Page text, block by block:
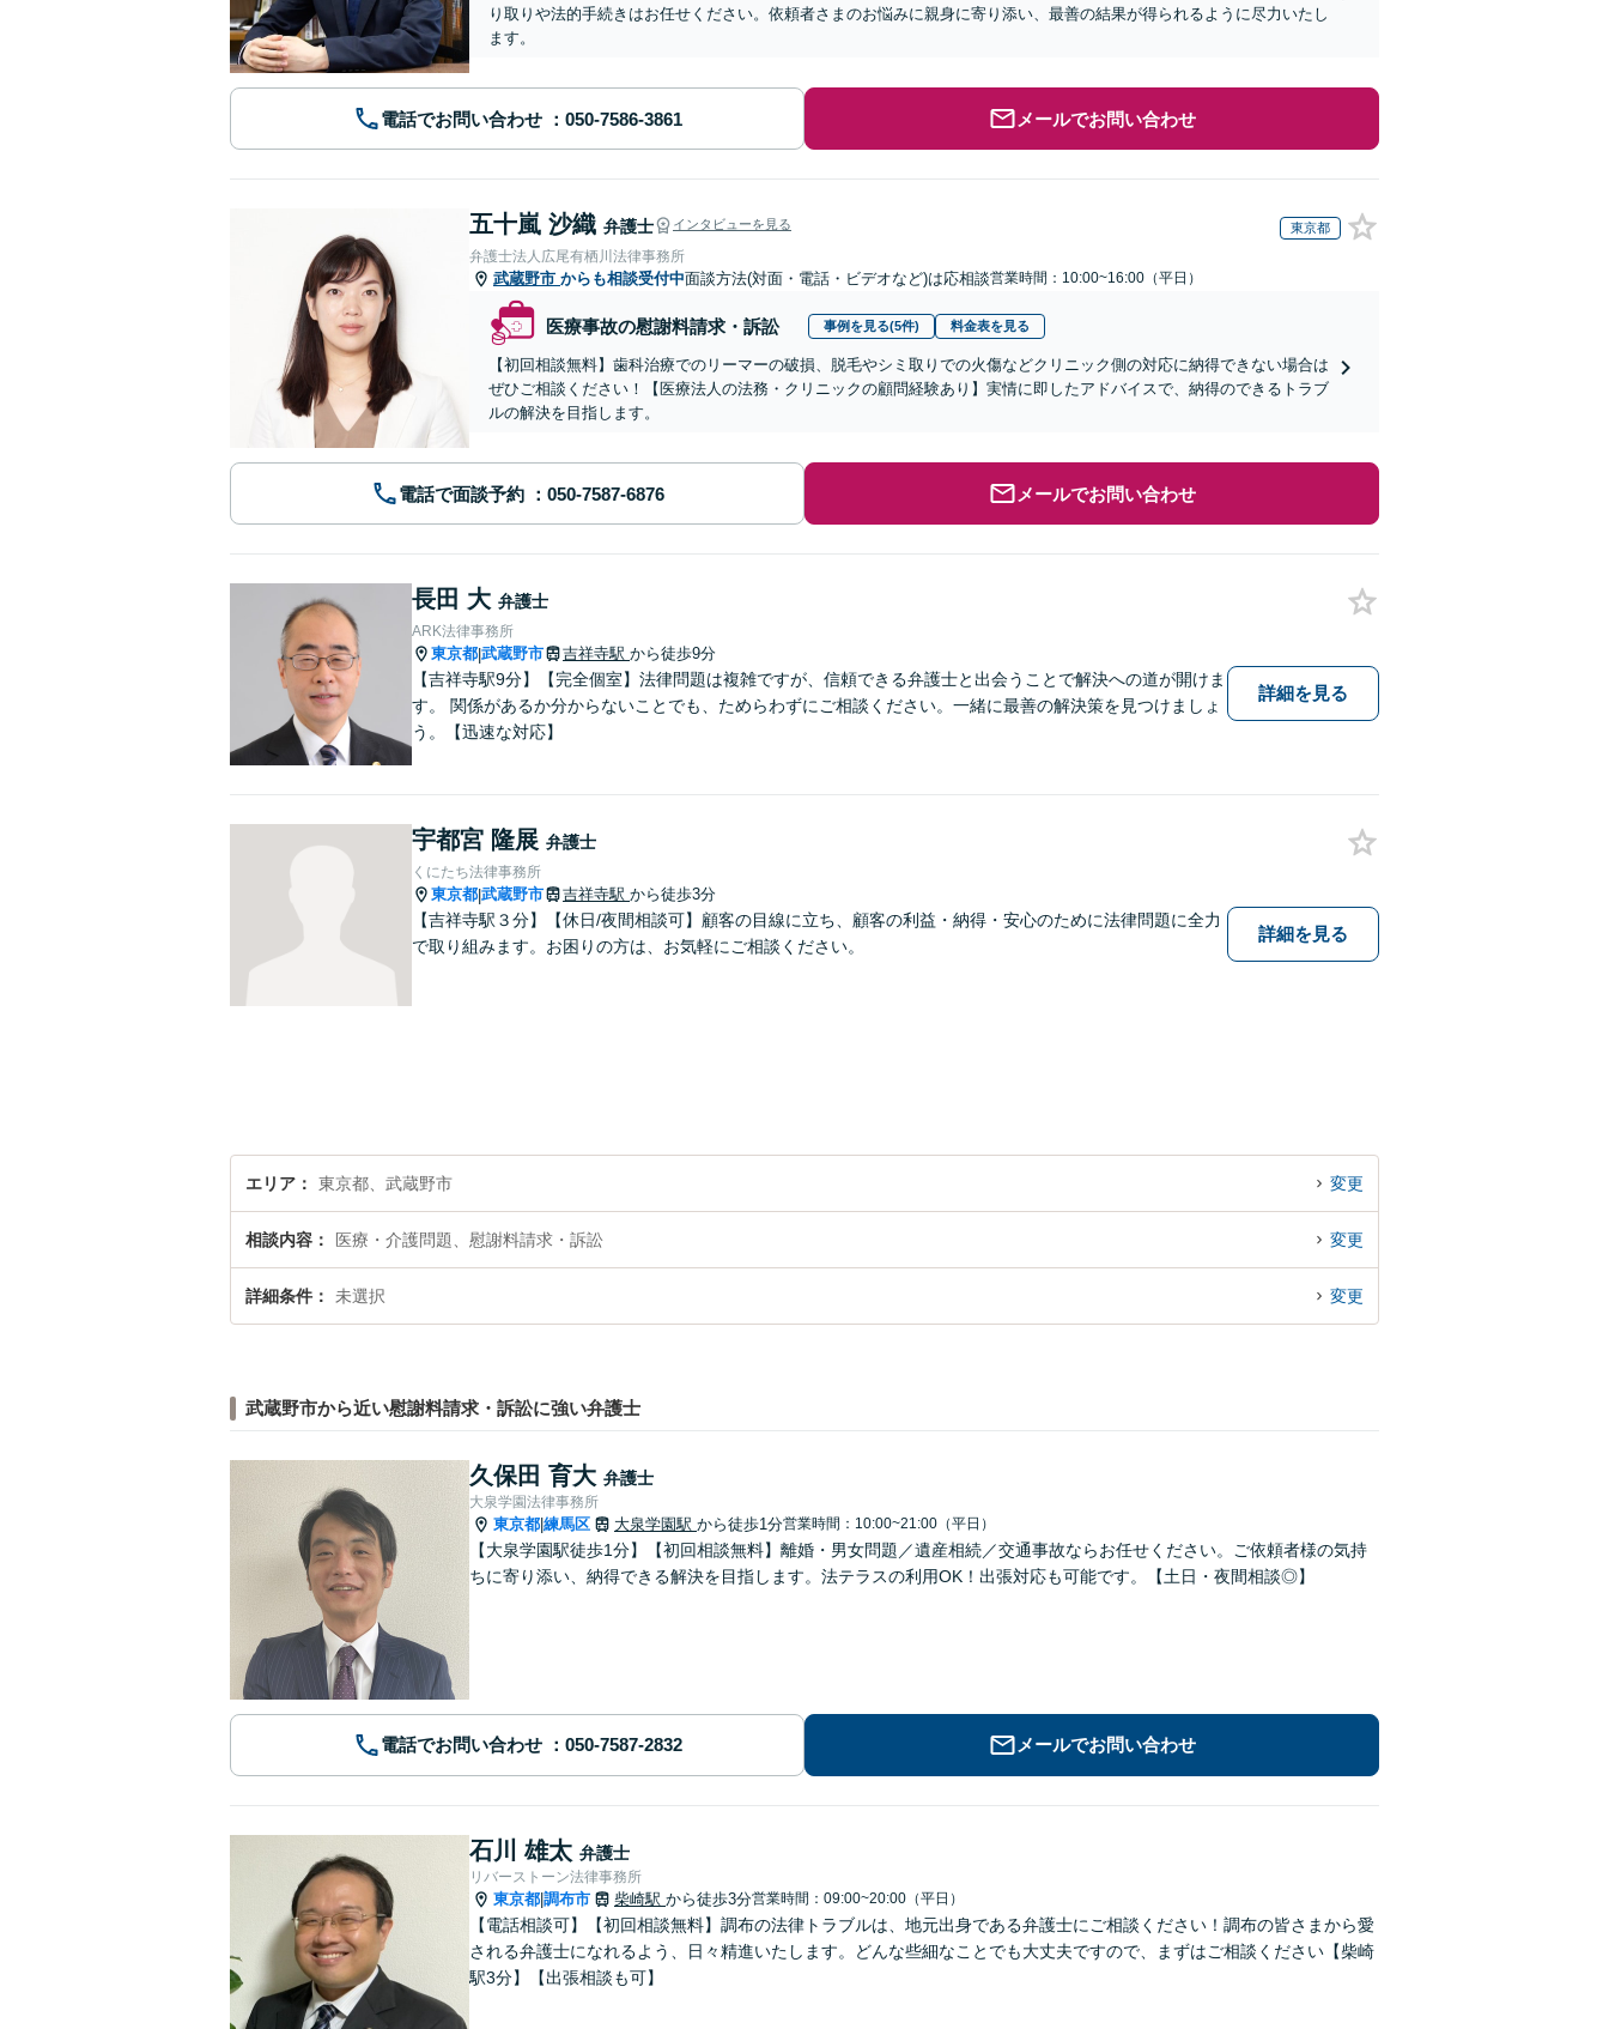
り取りや法的手続きはお任せください。依頼者さまのお悩みに親身に寄り添い、最善の結果が得られるように尽力いたし
ます。
電話でお問い合わせ メールでお問い合わせ
五十嵐 沙織 弁護士 インタビューを見る 東京都
弁護士法人広尾有栖川法律事務所
武蔵野市 からも相談受付中面談方法(対面・電話・ビデオなど)は応相談営業時間：10:00~16:00（平日）
医療事故の慰謝料請求・訴訟 事例を見る(5件) 料金表を見る
【初回相談無料】歯科治療でのリーマーの破損、脱毛やシミ取りでの火傷などクリニック側の対応に納得できない場合は
ぜひご相談ください！【医療法人の法務・クリニックの顧問経験あり】実情に即したアドバイスで、納得のできるトラブ
ルの解決を目指します。
電話で面談予約 メールでお問い合わせ
長田 大 弁護士
ARK法律事務所
東京都|武蔵野市 吉祥寺駅 から徒歩9分
【吉祥寺駅9分】【完全個室】法律問題は複雑ですが、信頼できる弁護士と出会うことで解決への道が開けま
す。 関係があるか分からないことでも、ためらわずにご相談ください。一緒に最善の解決策を見つけましょ
う。【迅速な対応】
詳細を見る
宇都宮 隆展 弁護士
くにたち法律事務所
東京都|武蔵野市 吉祥寺駅 から徒歩3分
【吉祥寺駅３分】【休日/夜間相談可】顧客の目線に立ち、顧客の利益・納得・安心のために法律問題に全力
で取り組みます。お困りの方は、お気軽にご相談ください。
詳細を見る
エリア 東京都、武蔵野市 変更
相談内容 医療・介護問題、慰謝料請求・訴訟 変更
詳細条件 未選択 変更
武蔵野市から近い慰謝料請求・訴訟に強い弁護士
久保田 育大 弁護士
大泉学園法律事務所
東京都 練馬区 大泉学園駅 から徒歩1分営業時間：10:00~21:00（平日）
【大泉学園駅徒歩1分】【初回相談無料】離婚・男女問題／遺産相続／交通事故ならお任せください。ご依頼者様の気持
ちに寄り添い、納得できる解決を目指します。法テラスの利用OK！出張対応も可能です。【土日・夜間相談◎】
電話でお問い合わせ メールでお問い合わせ
石川 雄太 弁護士
リバーストーン法律事務所
東京都 調布市 柴崎駅 から徒歩3分営業時間：09:00~20:00（平日）
【電話相談可】【初回相談無料】調布の法律トラブルは、地元出身である弁護士にご相談ください！調布の皆さまから愛
される弁護士になれるよう、日々精進いたします。どんな些細なことでも大丈夫ですので、まずはご相談ください【柴崎
駅3分】【出張相談も可】